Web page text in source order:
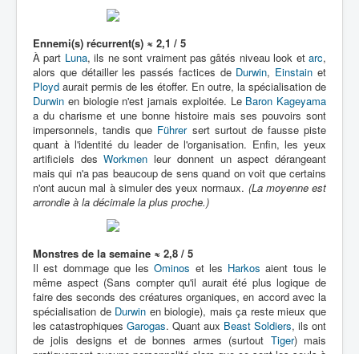
Ennemi(s) récurrent(s) ≈ 2,1 / 5
À part Luna, ils ne sont vraiment pas gâtés niveau look etarc,
alors que détailler les passés factices de Durwin, Einstain et
Ployd aurait permis de les étoffer. En outre, la spécialisation de
Durwin en biologie n'est jamais exploitée. Le Baron Kageyama
a du charisme et une bonne histoire mais ses pouvoirs sont
impersonnels, tandis que Führersert surtout de fausse piste
quant à l'identité du leader de l'organisation. Enfin, les yeux
artificiels desWorkmen leur donnent un aspect dérangeant
mais qui n'a pas beaucoup de sens quand on voit que certains
n'ont aucun mal à simuler des yeux normaux. (La moyenne est
arrondie à la décimale la plus proche.)
Monstres de la semaine ≈ 2,8 / 5
Il est dommage que lesOminos et les Harkos aient tous le
même aspect (Sans compter qu'il aurait été plus logique de
faire des seconds des créatures organiques, en accord avec la
spécialisation de Durwin en biologie), mais ça reste mieux que
les catastrophiques Garogas. Quant aux Beast Soldiers, ils ont
de jolis designs et de bonnes armes (surtout Tiger) mais